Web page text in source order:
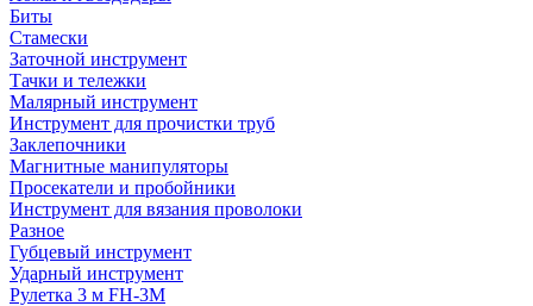
Биты
Стамески
Заточной инструмент
Тачки и тележки
Малярный инструмент
Инструмент для прочистки труб
Заклепочники
Магнитные манипуляторы
Просекатели и пробойники
Инструмент для вязания проволоки
Разное
Губцевый инструмент
Ударный инструмент
Рулетка 3 м FH-3M